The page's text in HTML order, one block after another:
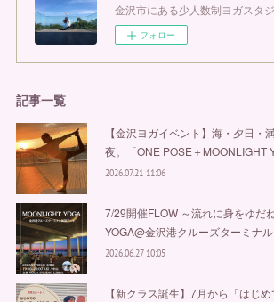
金沢市にある少人数制ヨガスタジ
フォロー
記事一覧
【金沢ヨガイベント】海・夕日・
夜。「ONE POSE＋
2026.07.21 11:06
7/29開催FLOW ～流れに身をゆだ
YOGA@金沢港クルーズターミ
2026.06.27 10:05
【新クラス誕生】7月から「はじ